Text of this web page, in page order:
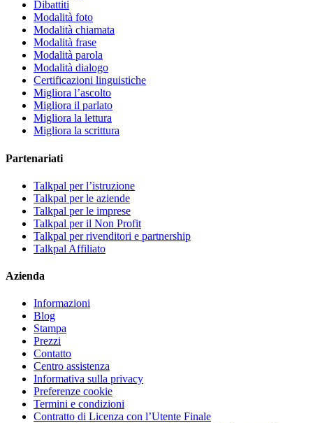
Dibattiti
Modalità foto
Modalità chiamata
Modalità frase
Modalità parola
Modalità dialogo
Certificazioni linguistiche
Migliora l’ascolto
Migliora il parlato
Migliora la lettura
Migliora la scrittura
Partenariati
Talkpal per l’istruzione
Talkpal per le aziende
Talkpal per le imprese
Talkpal per il Non Profit
Talkpal per rivenditori e partnership
Talkpal Affiliato
Azienda
Informazioni
Blog
Stampa
Prezzi
Contatto
Centro assistenza
Informativa sulla privacy
Preferenze cookie
Termini e condizioni
Contratto di Licenza con l’Utente Finale